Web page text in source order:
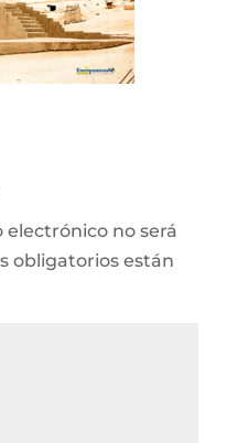
electrónico no será
obligatorios están